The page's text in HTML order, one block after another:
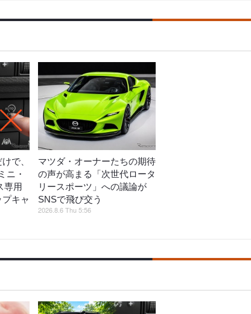
で、
ニ・
専用
プキャ
マツダ・オーナーたちの期待
の声が高まる「次世代ロータ
リースポーツ」への議論が
SNSで飛び交う
2026.8.6 Thu 5:56